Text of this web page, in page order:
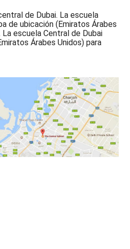
de Dubai. La escuela
de ubicación (Emiratos Árabes
La escuela Central de Dubai
Árabes Unidos) para